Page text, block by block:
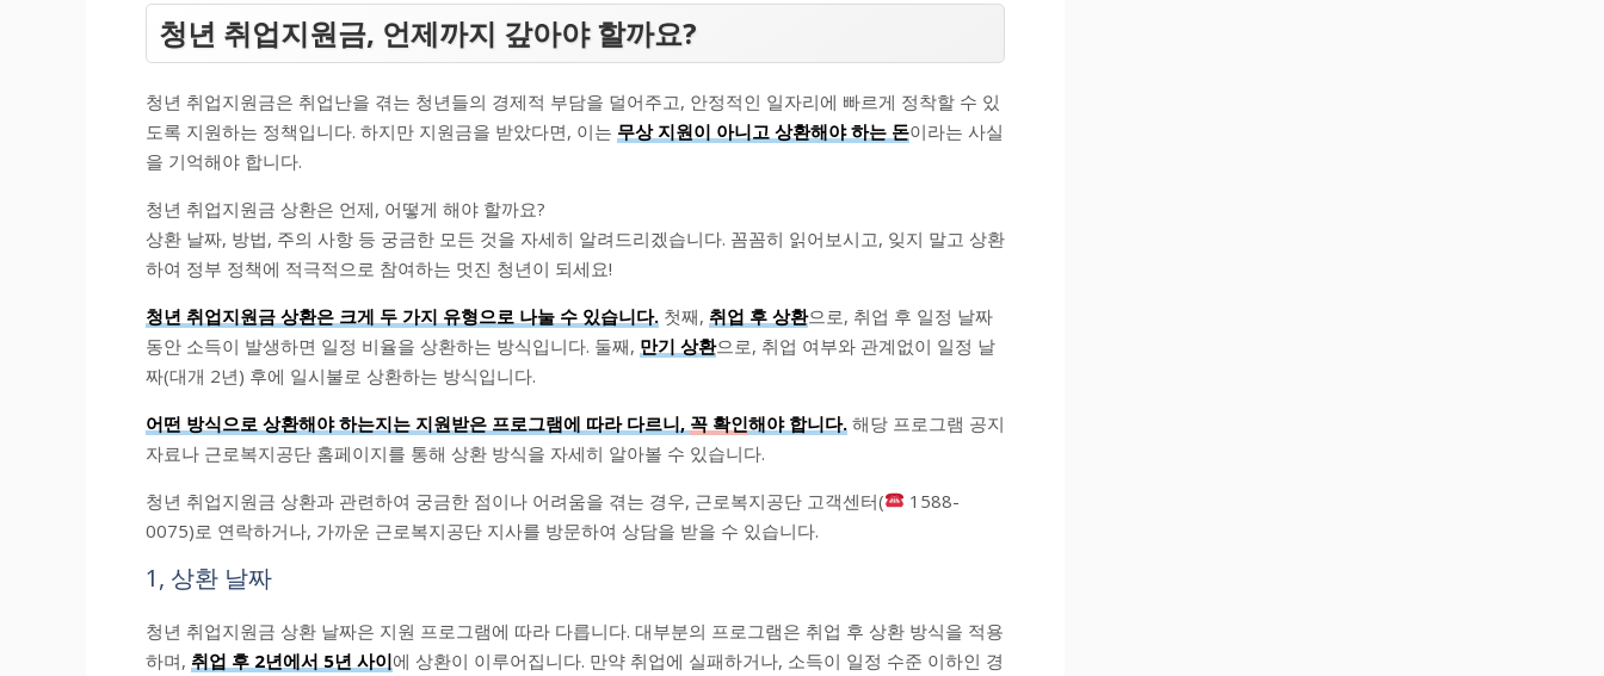
청년 취업지원금, 언제까지 갚아야 할까요?
청년 취업지원금은 취업난을 겪는 청년들의 경제적 부담을 덜어주고, 안정적인 일자리에 빠르게 정착할 수 있
도록 지원하는 정책입니다. 하지만 지원금을 받았다면, 이는 무상 지원이 아니고 상환해야 하는 돈이라는 사실
을 기억해야 합니다.
청년 취업지원금 상환은 언제, 어떻게 해야 할까요?
상환 날짜, 방법, 주의 사항 등 궁금한 모든 것을 자세히 알려드리겠습니다. 꼼꼼히 읽어보시고, 잊지 말고 상환
하여 정부 정책에 적극적으로 참여하는 멋진 청년이 되세요!
청년 취업지원금 상환은 크게 두 가지 유형으로 나눌 수 있습니다. 첫째, 취업 후 상환으로, 취업 후 일정 날짜
동안 소득이 발생하면 일정 비율을 상환하는 방식입니다. 둘째, 만기 상환으로, 취업 여부와 관계없이 일정 날
짜(대개 2년) 후에 일시불로 상환하는 방식입니다.
어떤 방식으로 상환해야 하는지는 지원받은 프로그램에 따라 다르니, 꼭 확인해야 합니다. 해당 프로그램 공지
자료나 근로복지공단 홈페이지를 통해 상환 방식을 자세히 알아볼 수 있습니다.
청년 취업지원금 상환과 관련하여 궁금한 점이나 어려움을 겪는 경우, 근로복지공단 고객센터(
1588-
0075)로 연락하거나, 가까운 근로복지공단 지사를 방문하여 상담을 받을 수 있습니다.
1, 상환 날짜
청년 취업지원금 상환 날짜은 지원 프로그램에 따라 다릅니다. 대부분의 프로그램은 취업 후 상환 방식을 적용
하며, 취업 후 2년에서 5년 사이에 상환이 이루어집니다. 만약 취업에 실패하거나, 소득이 일정 수준 이하인 경